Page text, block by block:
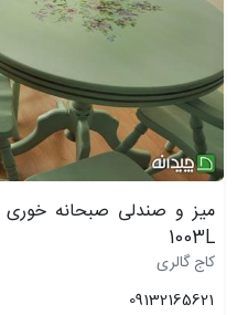
1003L
کاج گالری
09132165621